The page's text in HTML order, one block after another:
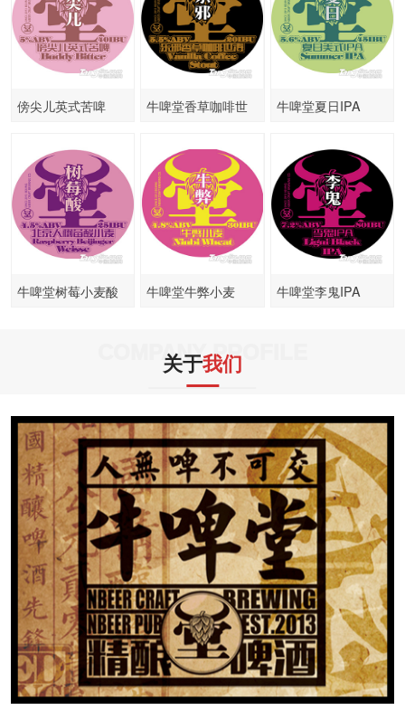
傍尖儿英式苦啤
牛啤堂香草咖啡世
牛啤堂夏日IPA
牛啤堂树莓小麦酸
牛啤堂牛弊小麦 牛啤堂李鬼IPA
COMPANY PROFILE
关于我们